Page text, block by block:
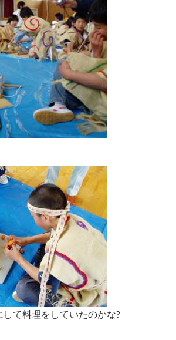
て料理をしていたのかな?